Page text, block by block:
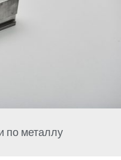
по металлу